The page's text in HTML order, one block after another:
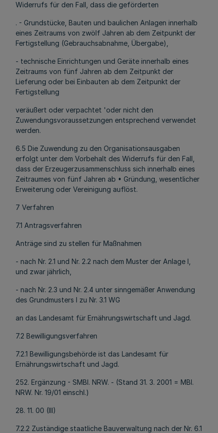
Widerrufs für den Fall, dass die geförderten
. - Grundstücke, Bauten und baulichen Anlagen innerhalb
eines Zeitraums von zwölf Jahren ab dem Zeitpunkt der
Fertigstellung (Gebrauchsabnahme, Übergabe),
- technische Einrichtungen und Geräte innerhalb eines
Zeitraums von fünf Jahren ab dem Zeitpunkt der
Lieferung oder bei Einbauten ab dem Zeitpunkt der
Fertigstellung
veräußert oder verpachtet 'oder nicht den
Zuwendungsvoraussetzungen entsprechend verwendet
werden.
6.5 Die Zuwendung zu den Organisationsausgaben
erfolgt unter dem Vorbehalt des Widerrufs für den Fall,
dass der Erzeugerzusammenschluss sich innerhalb eines
Zeitraumes von fünf Jahren ab • Gründung, wesentlicher
Erweiterung oder Vereinigung auflöst.
7 Verfahren
7.1 Antragsverfahren
Anträge sind zu stellen für Maßnahmen
- nach Nr. 2.1 und Nr. 2.2 nach dem Muster der Anlage l,
und zwar jährlich,
- nach Nr. 2.3 und Nr. 2.4 unter sinngemäßer Anwendung
des Grundmusters l zu Nr. 3.1 WG
an das Landesamt für Ernährungswirtschaft und Jagd.
7.2 Bewilligungsverfahren
7.2.1 Bewilligungsbehörde ist das Landesamt für
Ernährungswirtschaft und Jagd.
252. Ergänzung - SMBl. NRW. - (Stand 31. 3. 2001 = MBl.
NRW. Nr. 19/01 einschl.)
28. 11. 00 (III)
7.2.2 Zuständige staatliche Bauverwaltung nach der Nr. 6.1